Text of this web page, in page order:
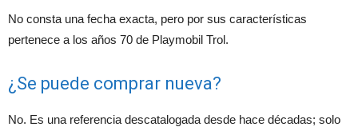
No consta una fecha exacta, pero por sus características
pertenece a los años 70 de Playmobil Trol.
¿Se puede comprar nueva?
No. Es una referencia descatalogada desde hace décadas; solo